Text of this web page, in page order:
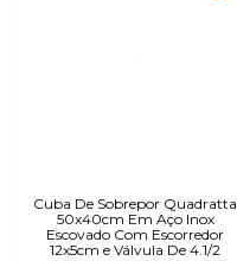
Cuba De Sobrepor Quadratta
50x40cm Em Aço Inox
Escovado Com Escorredor
12x5cm e Válvula De 4.1/2